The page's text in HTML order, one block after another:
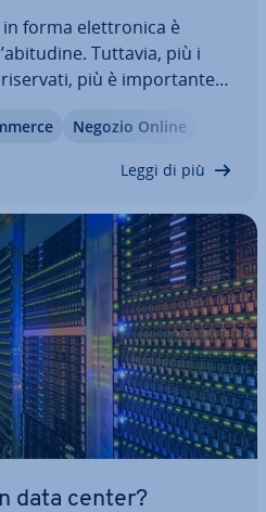
in forma elet­tro­ni­ca è
Tuttavia, più i
più è im­por­tan­te
a sfondo com­mer­cia­
Negozio Online
Leggi di più
data center?